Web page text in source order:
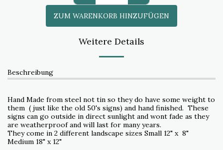
ZUM WARENKORB HINZUFÜGEN
Weitere Details
Beschreibung
Hand Made from steel not tin so they do have some weight to
them ( just like the old 50's signs) and hand finished. These
signs can go outside in direct sunlight and wont fade as they
are weatherproof and will last for many years.
They come in 2 different landscape sizes Small 12" x 8"
Medium 18" x 12"